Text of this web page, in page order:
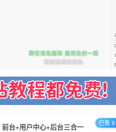
台+用户中心+后台三合一 已售 9